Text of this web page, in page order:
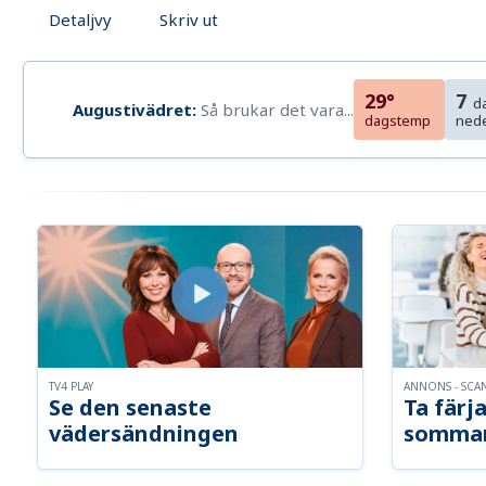
Detaljvy Skriv ut
Augustivädret: Så brukar det vara... 29°
dagstemp
7
Se den senaste
vädersändningen
TV4 PLAY
Ta
ANNONS -